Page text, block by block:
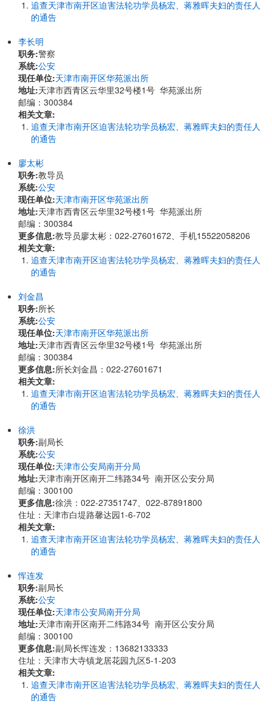
追查天津市南开区迫害法轮功学员杨宏、蒋雅晖夫妇的责任人
的通告
李长明
职务:警察
系统:公安
现任单位:天津市南开区华苑派出所
地址:天津市西青区云华里32号楼1号 华苑派出所
邮编：300384
相关文章:
追查天津市南开区迫害法轮功学员杨宏、蒋雅晖夫妇的责任人
的通告
廖太彬
职务:教导员
系统:公安
现任单位:天津市南开区华苑派出所
地址:天津市西青区云华里32号楼1号 华苑派出所
邮编：300384
更多信息:教导员廖太彬：022-27601672、手机15522058206
相关文章:
追查天津市南开区迫害法轮功学员杨宏、蒋雅晖夫妇的责任人
的通告
刘金昌
职务:所长
系统:公安
现任单位:天津市南开区华苑派出所
地址:天津市西青区云华里32号楼1号 华苑派出所
邮编：300384
更多信息:所长刘金昌：022-27601671
相关文章:
追查天津市南开区迫害法轮功学员杨宏、蒋雅晖夫妇的责任人
的通告
徐洪
职务:副局长
系统:公安
现任单位:天津市公安局南开分局
地址:天津市南开区南开二纬路34号 南开区公安分局
邮编：300100
更多信息:徐洪：022-27351747、022-87891800
住址：天津市白堤路馨达园1-6-702
相关文章:
追查天津市南开区迫害法轮功学员杨宏、蒋雅晖夫妇的责任人
的通告
恽连发
职务:副局长
系统:公安
现任单位:天津市公安局南开分局
地址:天津市南开区南开二纬路34号 南开区公安分局
邮编：300100
更多信息:副局长恽连发：13682133333
住址：天津市大寺镇龙居花园九区5-1-203
相关文章:
追查天津市南开区迫害法轮功学员杨宏、蒋雅晖夫妇的责任人
的通告